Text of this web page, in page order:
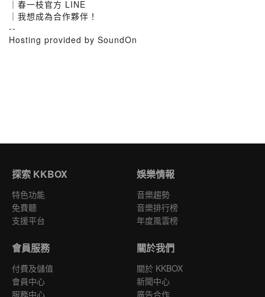
｜春一枝官方 LINE
｜我想成為合作夥伴！
--
Hosting provided by SoundOn
探索 KKBOX
特色功能
免費聽
支援平台
娛樂情報
音樂趨勢
音樂排行榜
年度風雲榜
會員服務
付費及儲值
會員中心
服務中心
關於我們
關於 KKBOX
新聞中心
廣告合作